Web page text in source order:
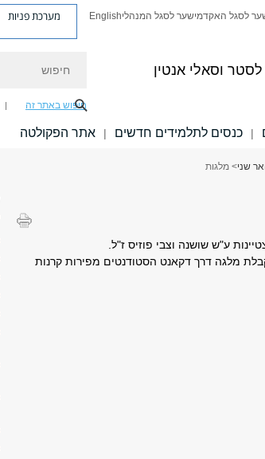
וסאלי אנטין
לסגל האקדמישער לסגל המנהליEnglish מערכת פניות
חיפוש באתר זה
| כנסים לתלמידים חדשים | אתר הפקולטה
שני> מלגות
ע"ש שושנה וצבי פוזיס ז"ל.
מלגה דרך דקאנט הסטודנטים מפירות קרנות